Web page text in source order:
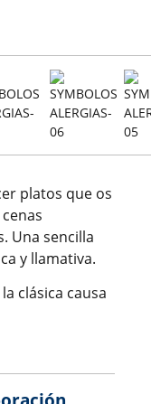
platos que os
Una sencilla
y llamativa.
clásica causa